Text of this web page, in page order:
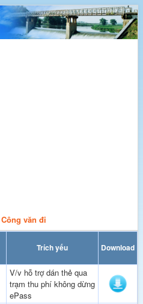
Công văn đi
Trích yếu Download
V/v hỗ trợ dán thẻ qua
trạm thu phí không dừng
ePass